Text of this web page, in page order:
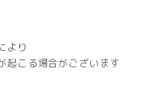
より
起こる場合がございます